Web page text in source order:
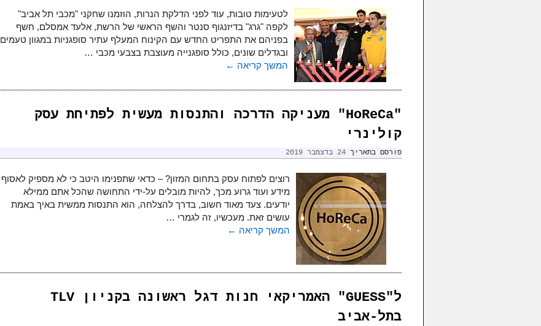
לטעימות טובות, עוד לפני הדלקת הנרות, הוזמנו שחקני "מכבי תל אביב"
לקפה "גרג" בדיזנגוף סנטר והשף הראשי של הרשת, אלעד אמסלם, חשף
בפניהם את התפריט החדש עם הקינוח המעלף עתיר סופגניות במגוון טעמים
ובגדלים שונים, כולל סופגנייה מעוצבת בצבעי מכבי …
המשך קריאה ←
"HoReCa" מעניקה הדרכה והתנסות מעשית לפתיחת עסק
קולינרי
פורסם בתאריך 24 בדצמבר 2019
רוצים לפתוח עסק בתחום המזון? – כדאי שתפנימו היטב כי לא מספיק לאסוף
מידע ועוד גרוע מכך, להיות מובלים על-ידי התחושה שהכל אתם ממילא
יודעים. צעד מאוד חשוב, בדרך להצלחה, הוא התנסות ממשית באיך באמת
עושים זאת. מעכשיו, זה לגמרי …
המשך קריאה ←
ל"GUESS" האמריקאי חנות דגל ראשונה בקניון TLV
בתל-אביב